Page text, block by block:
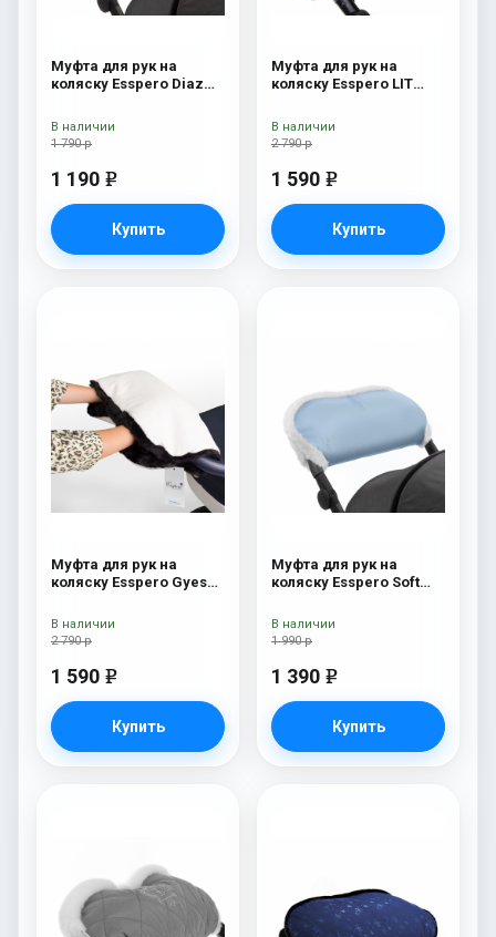
Муфта для рук на
коляску Esspero Diaz
Grey
1 790 р
1 190 e
Купить
В наличии
Муфта для рук на
коляску Esspero LIT
white/black
2 790 р
1 590 e
Купить
В наличии
Муфта для рук на
коляску Esspero Gуеs
2 790 р
1 590 e
Купить
В наличии
Муфта для рук на
коляску Esspero Soft
1 990 р
1 390 e
Купить
В наличии